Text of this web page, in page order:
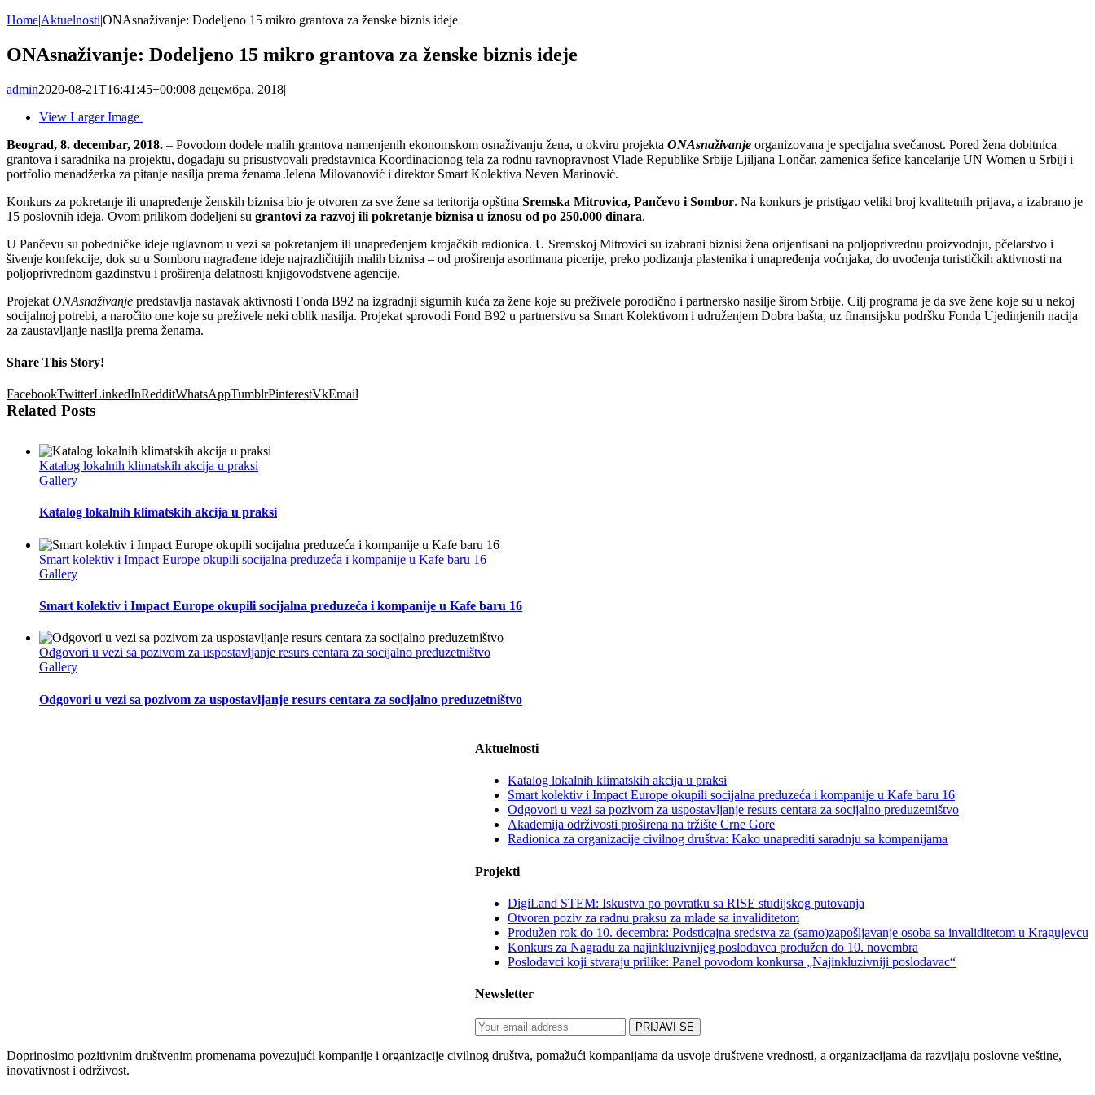
Home|Aktuelnosti|ONAsnaživanje: Dodeljeno 15 mikro grantova za ženske biznis ideje
ONAsnaživanje: Dodeljeno 15 mikro grantova za ženske biznis ideje
admin2020-08-21T16:41:45+00:008 децембра, 2018|
View Larger Image
Beograd, 8. decembar, 2018. – Povodom dodele malih grantova namenjenih ekonomskom osnaživanju žena, u okviru projekta ONAsnaživanje organizovana je specijalna svečanost. Pored žena dobitnica
grantova i saradnika na projektu, događaju su prisustvovali predstavnica Koordinacionog tela za rodnu ravnopravnost Vlade Republike Srbije Ljiljana Lončar, zamenica šefice kancelarije UN Women u Srbiji i
portfolio menadžerka za pitanje nasilja prema ženama Jelena Milovanović i direktor Smart Kolektiva Neven Marinović.
Konkurs za pokretanje ili unapređenje ženskih biznisa bio je otvoren za sve žene sa teritorija opština Sremska Mitrovica, Pančevo i Sombor. Na konkurs je pristigao veliki broj kvalitetnih prijava, a izabrano je
15 poslovnih ideja. Ovom prilikom dodeljeni su grantovi za razvoj ili pokretanje biznisa u iznosu od po 250.000 dinara.
U Pančevu su pobedničke ideje uglavnom u vezi sa pokretanjem ili unapređenjem krojačkih radionica. U Sremskoj Mitrovici su izabrani biznisi žena orijentisani na poljoprivrednu proizvodnju, pčelarstvo i
šivenje konfekcije, dok su u Somboru nagrađene ideje najrazličitijih malih biznisa – od proširenja asortimana picerije, preko podizanja plastenika i unapređenja voćnjaka, do uvođenja turističkih aktivnosti na
poljoprivrednom gazdinstvu i proširenja delatnosti knjigovodstvene agencije.
Projekat ONAsnaživanje predstavlja nastavak aktivnosti Fonda B92 na izgradnji sigurnih kuća za žene koje su preživele porodično i partnersko nasilje širom Srbije. Cilj programa je da sve žene koje su u nekoj
socijalnoj potrebi, a naročito one koje su preživele neki oblik nasilja. Projekat sprovodi Fond B92 u partnerstvu sa Smart Kolektivom i udruženjem Dobra bašta, uz finansijsku podršku Fonda Ujedinjenih nacija
za zaustavljanje nasilja prema ženama.
Share This Story!
FacebookTwitterLinkedInRedditWhatsAppTumblrPinterestVkEmail
Related Posts
Katalog lokalnih klimatskih akcija u praksi
Gallery
Katalog lokalnih klimatskih akcija u praksi
Smart kolektiv i Impact Europe okupili socijalna preduzeća i kompanije u Kafe baru 16
Gallery
Smart kolektiv i Impact Europe okupili socijalna preduzeća i kompanije u Kafe baru 16
Odgovori u vezi sa pozivom za uspostavljanje resurs centara za socijalno preduzetništvo
Gallery
Odgovori u vezi sa pozivom za uspostavljanje resurs centara za socijalno preduzetništvo
Aktuelnosti
Katalog lokalnih klimatskih akcija u praksi
Smart kolektiv i Impact Europe okupili socijalna preduzeća i kompanije u Kafe baru 16
Odgovori u vezi sa pozivom za uspostavljanje resurs centara za socijalno preduzetništvo
Akademija održivosti proširena na tržište Crne Gore
Radionica za organizacije civilnog društva: Kako unaprediti saradnju sa kompanijama
Projekti
DigiLand STEM: Iskustva po povratku sa RISE studijskog putovanja
Otvoren poziv za radnu praksu za mlade sa invaliditetom
Produžen rok do 10. decembra: Podsticajna sredstva za (samo)zapošljavanje osoba sa invaliditetom u Kragujevcu
Konkurs za Nagradu za najinkluzivnijeg poslodavca produžen do 10. novembra
Poslodavci koji stvaraju prilike: Panel povodom konkursa „Najinkluzivniji poslodavac“
Newsletter
Doprinosimo pozitivnim društvenim promenama povezujući kompanije i organizacije civilnog društva, pomažući kompanijama da usvoje društvene vrednosti, a organizacijama da razvijaju poslovne veštine,
inovativnost i održivost.